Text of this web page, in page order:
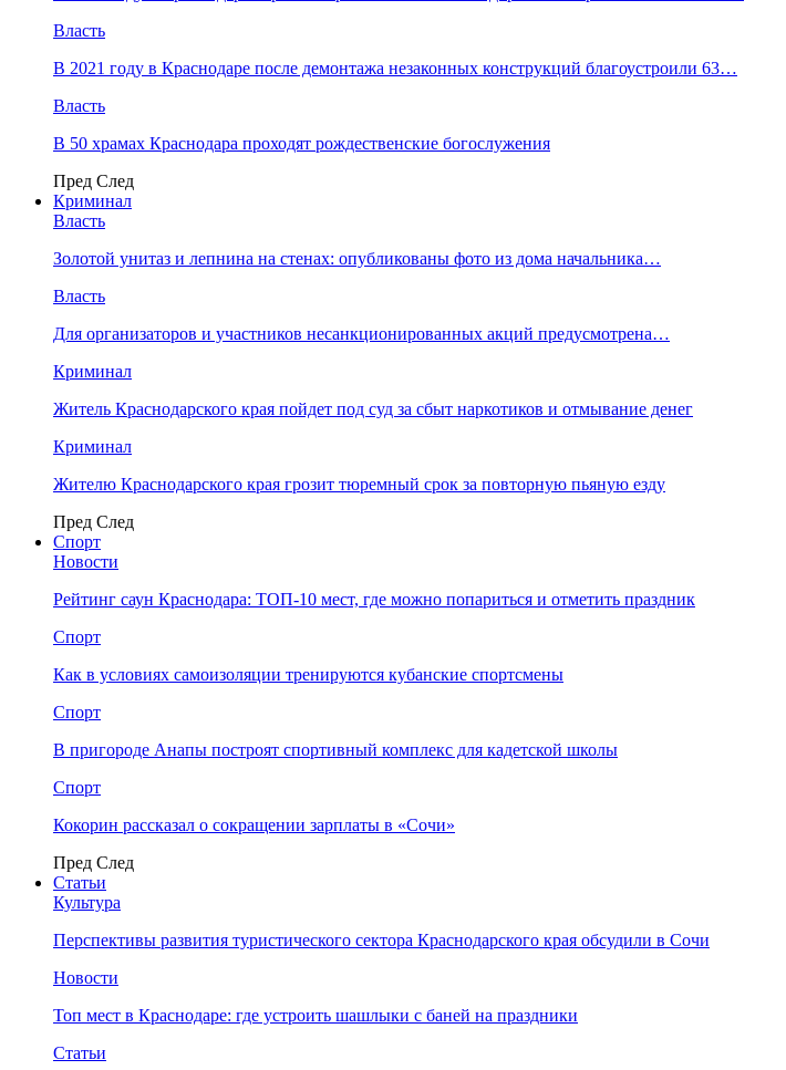
Власть
В 2021 году в Краснодаре после демонтажа незаконных конструкций благоустроили 63…
Власть
В 50 храмах Краснодара проходят рождественские богослужения
Пред След
Криминал
Власть
​Золотой унитаз и лепнина на стенах: опубликованы фото из дома начальника…
Власть
Для организаторов и участников несанкционированных акций предусмотрена…
Криминал
Житель Краснодарского края пойдет под суд за сбыт наркотиков и отмывание денег
Криминал
Жителю Краснодарского края грозит тюремный срок за повторную пьяную езду
Пред След
Спорт
Новости
Рейтинг саун Краснодара: ТОП-10 мест, где можно попариться и отметить праздник
Спорт
Как в условиях самоизоляции тренируются кубанские спортсмены
Спорт
В пригороде Анапы построят спортивный комплекс для кадетской школы
Спорт
Кокорин рассказал о сокращении зарплаты в «Сочи»
Пред След
Статьи
Культура
Перспективы развития туристического сектора Краснодарского края обсудили в Сочи
Новости
Топ мест в Краснодаре: где устроить шашлыки с баней на праздники
Статьи